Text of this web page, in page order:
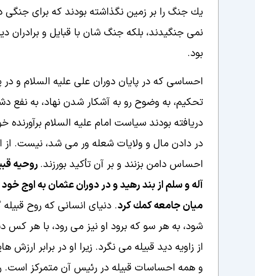
يك جنگ را بر زمين نگذاشته بودند كه براى جنگى
نمى جنگيدند، بلكه جنگ شان با قبايل و برادران
بود.
احساسى كه در پايان دوران على عليه السلام و
تحكيم، به وضوح رو به آشكار شدن نهاد، به نفع
دريافته بودند سياست امام عليه السلام
در دادن مال و ولايات شعله ور مى شد، نيست. از
احساس دامن بزنند و بر آن تأكيد بورزند. روحيه
آله و سلم از بند رهيد و در دوران عثمان به اوج
ميان جامعه كمك كرد. دنياى انسانى كه روح
شود، به هر سو كه برود او نيز مى رود، با هر
از زاويه ديد قبيله مى نگرد. زيرا او در برابر
و همه احساسات قبيله در رئيس آن متمركز است.